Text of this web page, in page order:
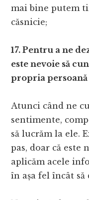
mai bine putem
căsnicie;
17. Pentru a ne
este nevoie să
propria persoană
Atunci când ne
sentimente,
să lucrăm la ele.
pas, doar că este
aplicăm acele
în așa fel încât să